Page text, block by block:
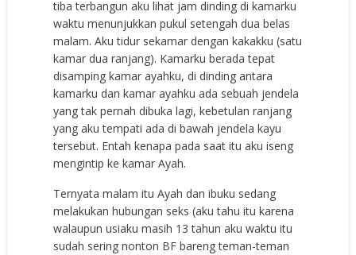
tiba terbangun aku lihat jam dinding di kamarku
waktu menunjukkan pukul setengah dua belas
malam. Aku tidur sekamar dengan kakakku (satu
kamar dua ranjang). Kamarku berada tepat
disamping kamar ayahku, di dinding antara
kamarku dan kamar ayahku ada sebuah jendela
yang tak pernah dibuka lagi, kebetulan ranjang
yang aku tempati ada di bawah jendela kayu
tersebut. Entah kenapa pada saat itu aku iseng
mengintip ke kamar Ayah.
Ternyata malam itu Ayah dan ibuku sedang
melakukan hubungan seks (aku tahu itu karena
walaupun usiaku masih 13 tahun aku waktu itu
sudah sering nonton BF bareng teman-teman